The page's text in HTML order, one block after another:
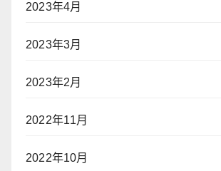
2023年4月
2023年3月
2023年2月
2022年11月
2022年10月